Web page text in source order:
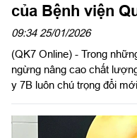
của Bệnh viện
09:34 25/01/2026
(QK7 Online) - Trong
ngừng nâng cao chất
y 7B luôn chú trọng đổi
nhân văn, thể hiện rõ bản
Quân đội. Một trong